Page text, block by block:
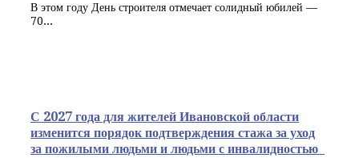
В этом году День строителя отмечает солидный юбилей —
70...
С 2027 года для жителей Ивановской области
изменится порядок подтверждения стажа за уход
за пожилыми людьми и людьми с инвалидностью